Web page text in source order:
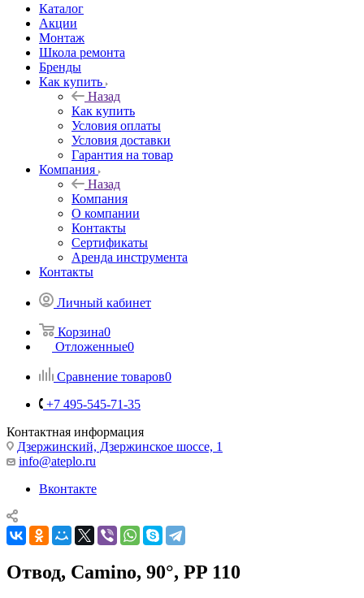
Каталог
Акции
Монтаж
Школа ремонта
Бренды
Как купить
Назад
Как купить
Условия оплаты
Условия доставки
Гарантия на товар
Компания
Назад
Компания
О компании
Контакты
Сертификаты
Аренда инструмента
Контакты
Личный кабинет
Корзина0
Отложенные0
Сравнение товаров0
+7 495-545-71-35
Контактная информация
Дзержинский, Дзержинское шоссе, 1
info@ateplo.ru
Вконтакте
Отвод, Camino, 90°, PP 110